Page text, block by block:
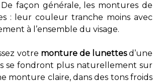
façon générale, les montures de
: leur couleur tranche moins avec
à l’ensemble du visage.
votre monture de lunettesd’une
se fondront plus naturellement sur
monture claire, dans des tons froids